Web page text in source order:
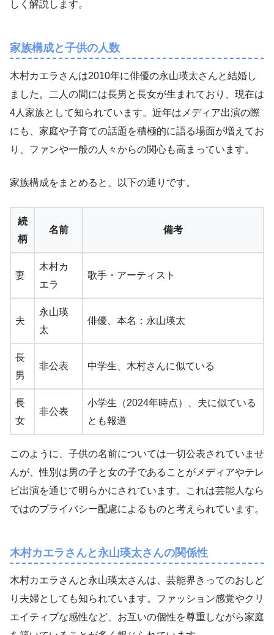
しく解説します。
家族構成と子供の人数
木村カエラさんは2010年に俳優の永山瑛太さんと結婚し
ました。二人の間には長男と長女が生まれており、現在は
4人家族として知られています。近年はメディア出演の際
にも、家庭や子育ての話題を積極的に語る場面が増えてお
り、ファンや一般の人々からの関心も高まっています。
家族構成をまとめると、以下の通りです。
続
柄
名前 備考
妻
木村カ
エラ
歌手・アーティスト
夫
永山瑛
太
俳優、本名：永山瑛太
長
男
非公表 中学生、木村さんに似ている
長
女
非公表
小学生（2024年時点）、夫に似ている
とも報道
このように、子供の名前については一切公表されていませ
んが、性別は男の子と女の子であることがメディアやテレ
ビ出演を通じて明らかにされています。これは芸能人なら
ではのプライバシー配慮によるものと考えられています。
木村カエラさんと永山瑛太さんの関係性
木村カエラさんと永山瑛太さんは、芸能界きってのおしど
り夫婦としても知られています。ファッション感覚やクリ
エイティブな感性など、お互いの個性を尊重しながら家庭